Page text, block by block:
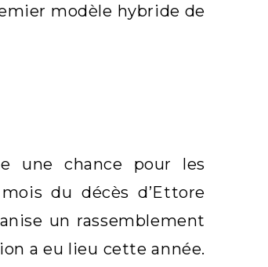
modèle hybride de
une chance pour les
du décès d’Ettore
un rassemblement
a eu lieu cette année.